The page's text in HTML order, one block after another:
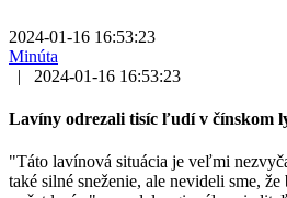
2024-01-16 16:53:23
Minúta
|
2024-01-16 16:53:23
Lavíny odrezali tisíc ľudí v čínskom
"Táto lavínová situácia je veľmi
také silné sneženie, ale nevideli sme,